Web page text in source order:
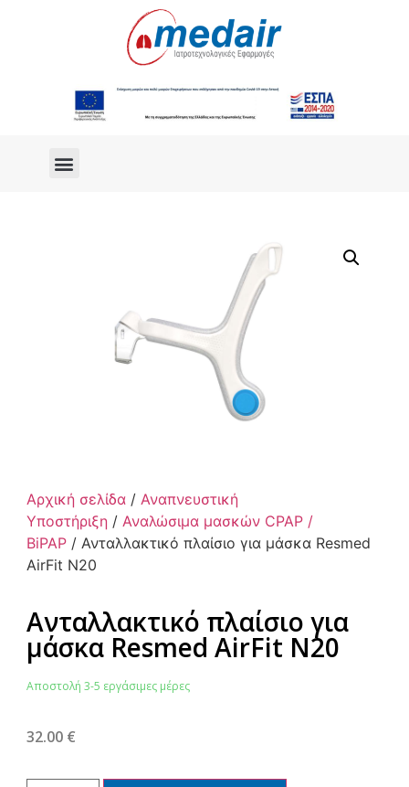
Αρχική σελίδα/ Αναπνευστική
Υποστήριξη/ Αναλώσιμα μασκών CPAP /
BiPAP/ Ανταλλακτικό πλαίσιο για μάσκα Resmed
AirFit N20
Ανταλλακτικό πλαίσιο για
μάσκα Resmed AirFit N20
Αποστολή 3-5 εργάσιμες μέρες
32.00 €